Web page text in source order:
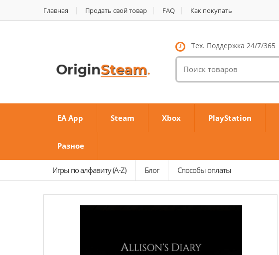
Главная Продать свой товар FAQ Как покупать
Тех. Поддержка 24/7/365
Поиск
товаров:
EA App Steam Xbox PlayStation
Разное
Игры по алфавиту (A-Z) Блог Способы оплаты